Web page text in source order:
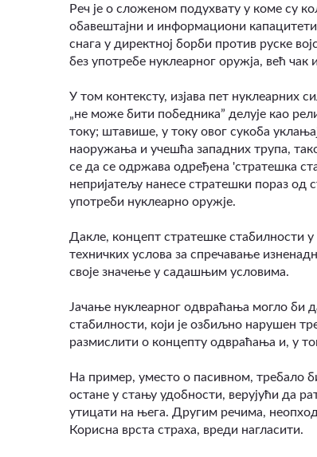
Реч је о сложеном подухвату у коме су
обавештајни и информациони
снага у директној борби против руске
без употребе нуклеарног оружја, већ
У том контексту, изјава пет нуклеарних
„не може бити победника” делује као
току; штавише, у току овог сукоба
наоружања и учешћа западних трупа,
се да се одржава одређена 'стратешка
непријатељу нанесе стратешки пораз од
употреби нуклеарно оружје.
Дакле, концепт стратешке стабилности
техничких услова за спречавање
своје значење у садашњим условима.
Јачање нуклеарног одвраћања могло
стабилности, који је озбиљно нарушен
размислити о концепту одвраћања и, у
На пример, уместо о пасивном, требало
остане у стању удобности, верујући да
утицати на њега. Другим речима,
Корисна врста страха, вреди нагласити.